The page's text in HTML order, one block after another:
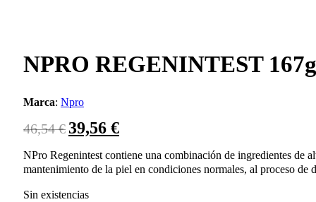
NPRO REGENINTEST 167g
Marca: Npro
46,54€ El
precio
original
era:
39,56 €El
precio
actual
es:
NPro Regenintest contiene una combinación de ingredientes de
mantenimiento de la piel en condiciones normales, al proceso
Sin existencias